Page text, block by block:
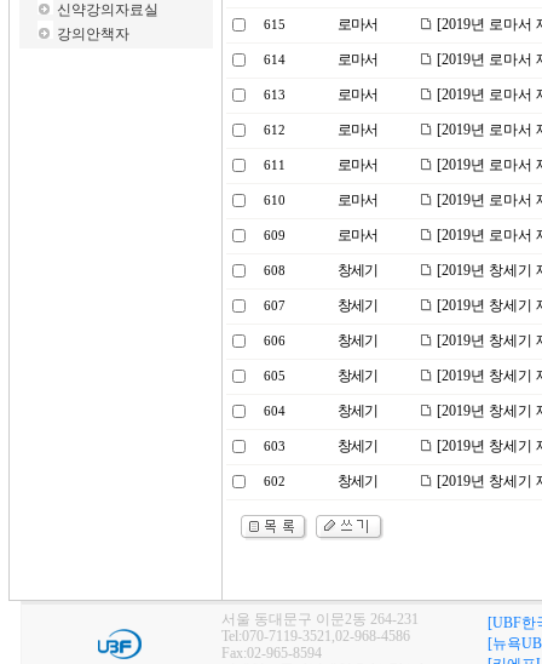
신약강의자료실
강의안책자
615 로마서 [2019년 로마서
614 로마서 [2019년 로마서
613 로마서 [2019년 로마서
612 로마서 [2019년 로마서
611 로마서 [2019년 로마서
610 로마서 [2019년 로마서
609 로마서 [2019년 로마서
608 창세기 [2019년 창세기
607 창세기 [2019년 창세기
606 창세기 [2019년 창세기
605 창세기 [2019년 창세기
604 창세기 [2019년 창세기
603 창세기 [2019년 창세기
602 창세기 [2019년 창세기
서울 동대문구 이문2동 264-231
Tel:070-7119-3521,02-968-4586
Fax:02-965-8594
[UBF한
[뉴욕